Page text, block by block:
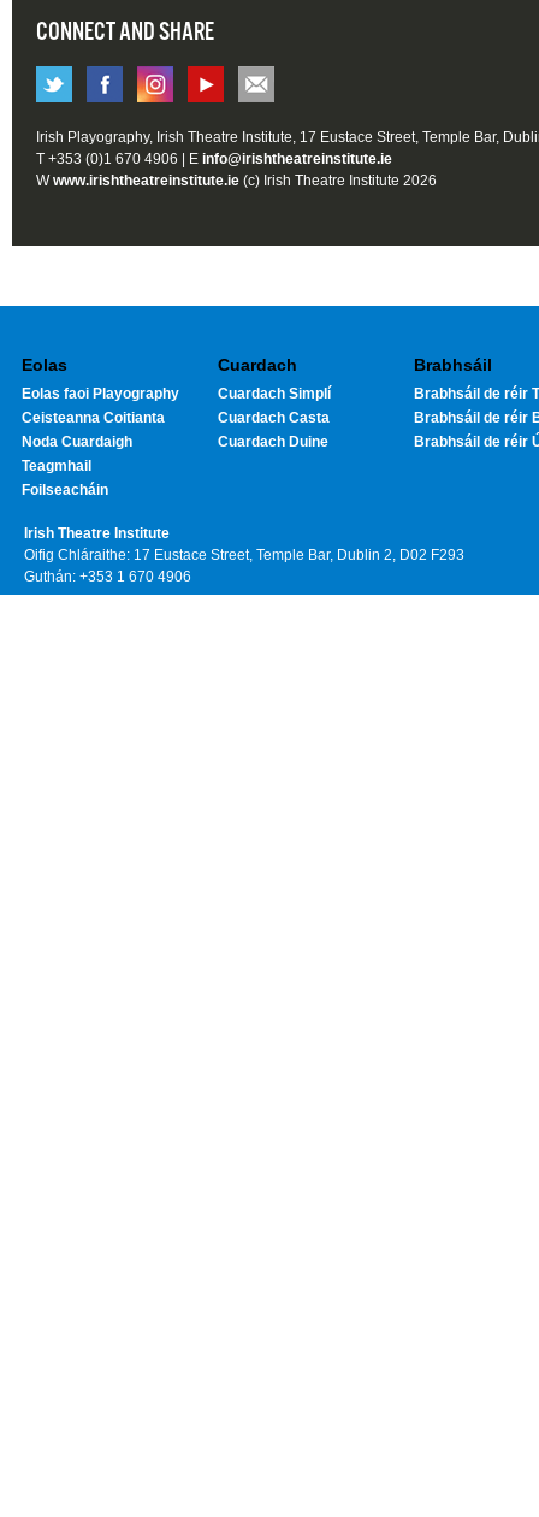
CONNECT AND SHARE
Irish Playography, Irish Theatre Institute, 17 Eustace Street, Temple Bar,
T +353 (0)1 670 4906 | E info@irishtheatreinstitute.ie
Wwww.irishtheatreinstitute.ie (c) Irish Theatre Institute 2026
Eolas
Eolas faoi Playography
Ceisteanna Coitianta
Noda Cuardaigh
Teagmhail
Foilseacháin
Cuardach
Cuardach Simplí
Cuardach Casta
Cuardach Duine
Brabhsáil
Brabhsáil de réir
Brabhsáil de réir
Brabhsáil de réir
Irish Theatre Institute
Oifig Chláraithe: 17 Eustace Street, Temple Bar, Dublin 2, D02 F293
Guthán: +353 1 670 4906